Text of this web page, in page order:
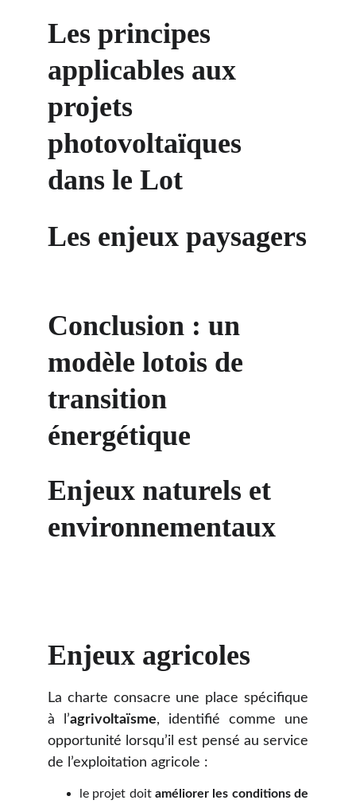
La charte consacre une place spécifique
à l’agrivoltaïsme, identifié comme une
opportunité lorsqu’il est pensé au service
de l’exploitation agricole :
le projet doit améliorer les conditions de
Conclusion : un
modèle lotois de
transition
énergétique
Les principes
applicables aux
projets
photovoltaïques
dans le Lot
Les enjeux paysagers
Enjeux agricoles
Enjeux naturels et
environnementaux